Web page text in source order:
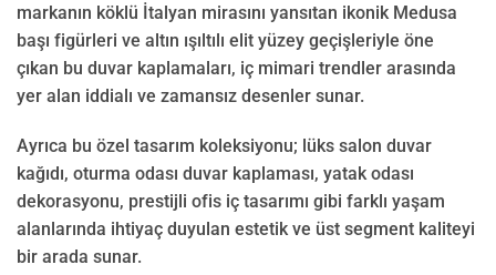
markanın köklü İtalyan mirasını yansıtan ikonik Medusa
başı figürleri ve altın ışıltılı elit yüzey geçişleriyle öne
çıkan bu duvar kaplamaları, iç mimari trendler arasında
yer alan iddialı ve zamansız desenler sunar.
Ayrıca bu özel tasarım koleksiyonu; lüks salon duvar
kağıdı, oturma odası duvar kaplaması, yatak odası
dekorasyonu, prestijli ofis iç tasarımı gibi farklı yaşam
alanlarında ihtiyaç duyulan estetik ve üst segment kaliteyi
bir arada sunar.